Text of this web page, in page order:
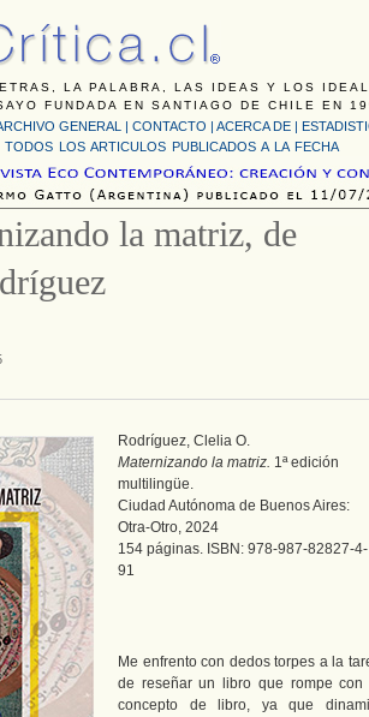
LA PALABRA, LAS IDEAS Y LOS
FUNDADA EN SANTIAGO DE CHILE EN
GENERAL | CONTACTO | ACERCA DE |
LOS ARTICULOS PUBLICADOS A LA FECHA
la matriz, de
Rodríguez, Clelia O.
Maternizando la matriz. 1ª edición
multilingüe.
Ciudad Autónoma de Buenos Aires:
Otra-Otro, 2024
154 páginas. ISBN: 978-987-82827-4-
91
Me enfrento con dedos torpes a la
de reseñar un libro que rompe con
concepto de libro, ya que